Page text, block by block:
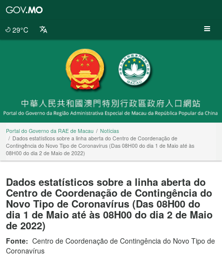
29°C
Portal do Governo da RAE de Macau
Notícias
Dados estatísticos sobre a linha aberta do Centro de Coordenação de
Contingência do Novo Tipo de Coronavírus (Das 08H00 do dia 1 de Maio até às
08H00 do dia 2 de Maio de 2022)
Dados estatísticos sobre a linha aberta do
Centro de Coordenação de Contingência do
Novo Tipo de Coronavírus (Das 08H00 do
dia 1 de Maio até às 08H00 do dia 2 de Maio
de 2022)
Fonte: Centro de Coordenação de Contingência do Novo Tipo de
Coronavírus